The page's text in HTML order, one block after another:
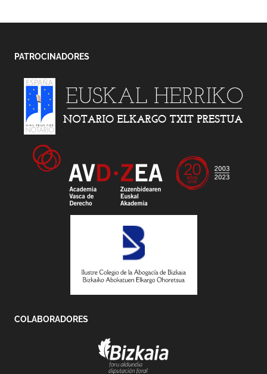
PATROCINADORES
COLABORADORES